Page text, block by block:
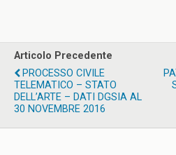
Articolo Precedente
PROCESSO CIVILE
TELEMATICO – STATO
DELL’ARTE – DATI DGSIA AL
30 NOVEMBRE 2016